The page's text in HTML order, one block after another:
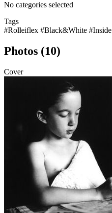
No categories selected
Tags
#Rolleiflex #Black&White #Inside
Photos (10)
Cover